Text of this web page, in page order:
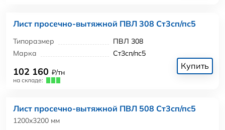
Лист просечно-вытяжной ПВЛ 308 Ст3сп/пс5
Типоразмер
ПВЛ 308
Марка
Ст3сп/пс5
102 160 ₽/тн
на складе:
Купить
Лист просечно-вытяжной ПВЛ 508 Ст3сп/пс5
1200x3200 мм